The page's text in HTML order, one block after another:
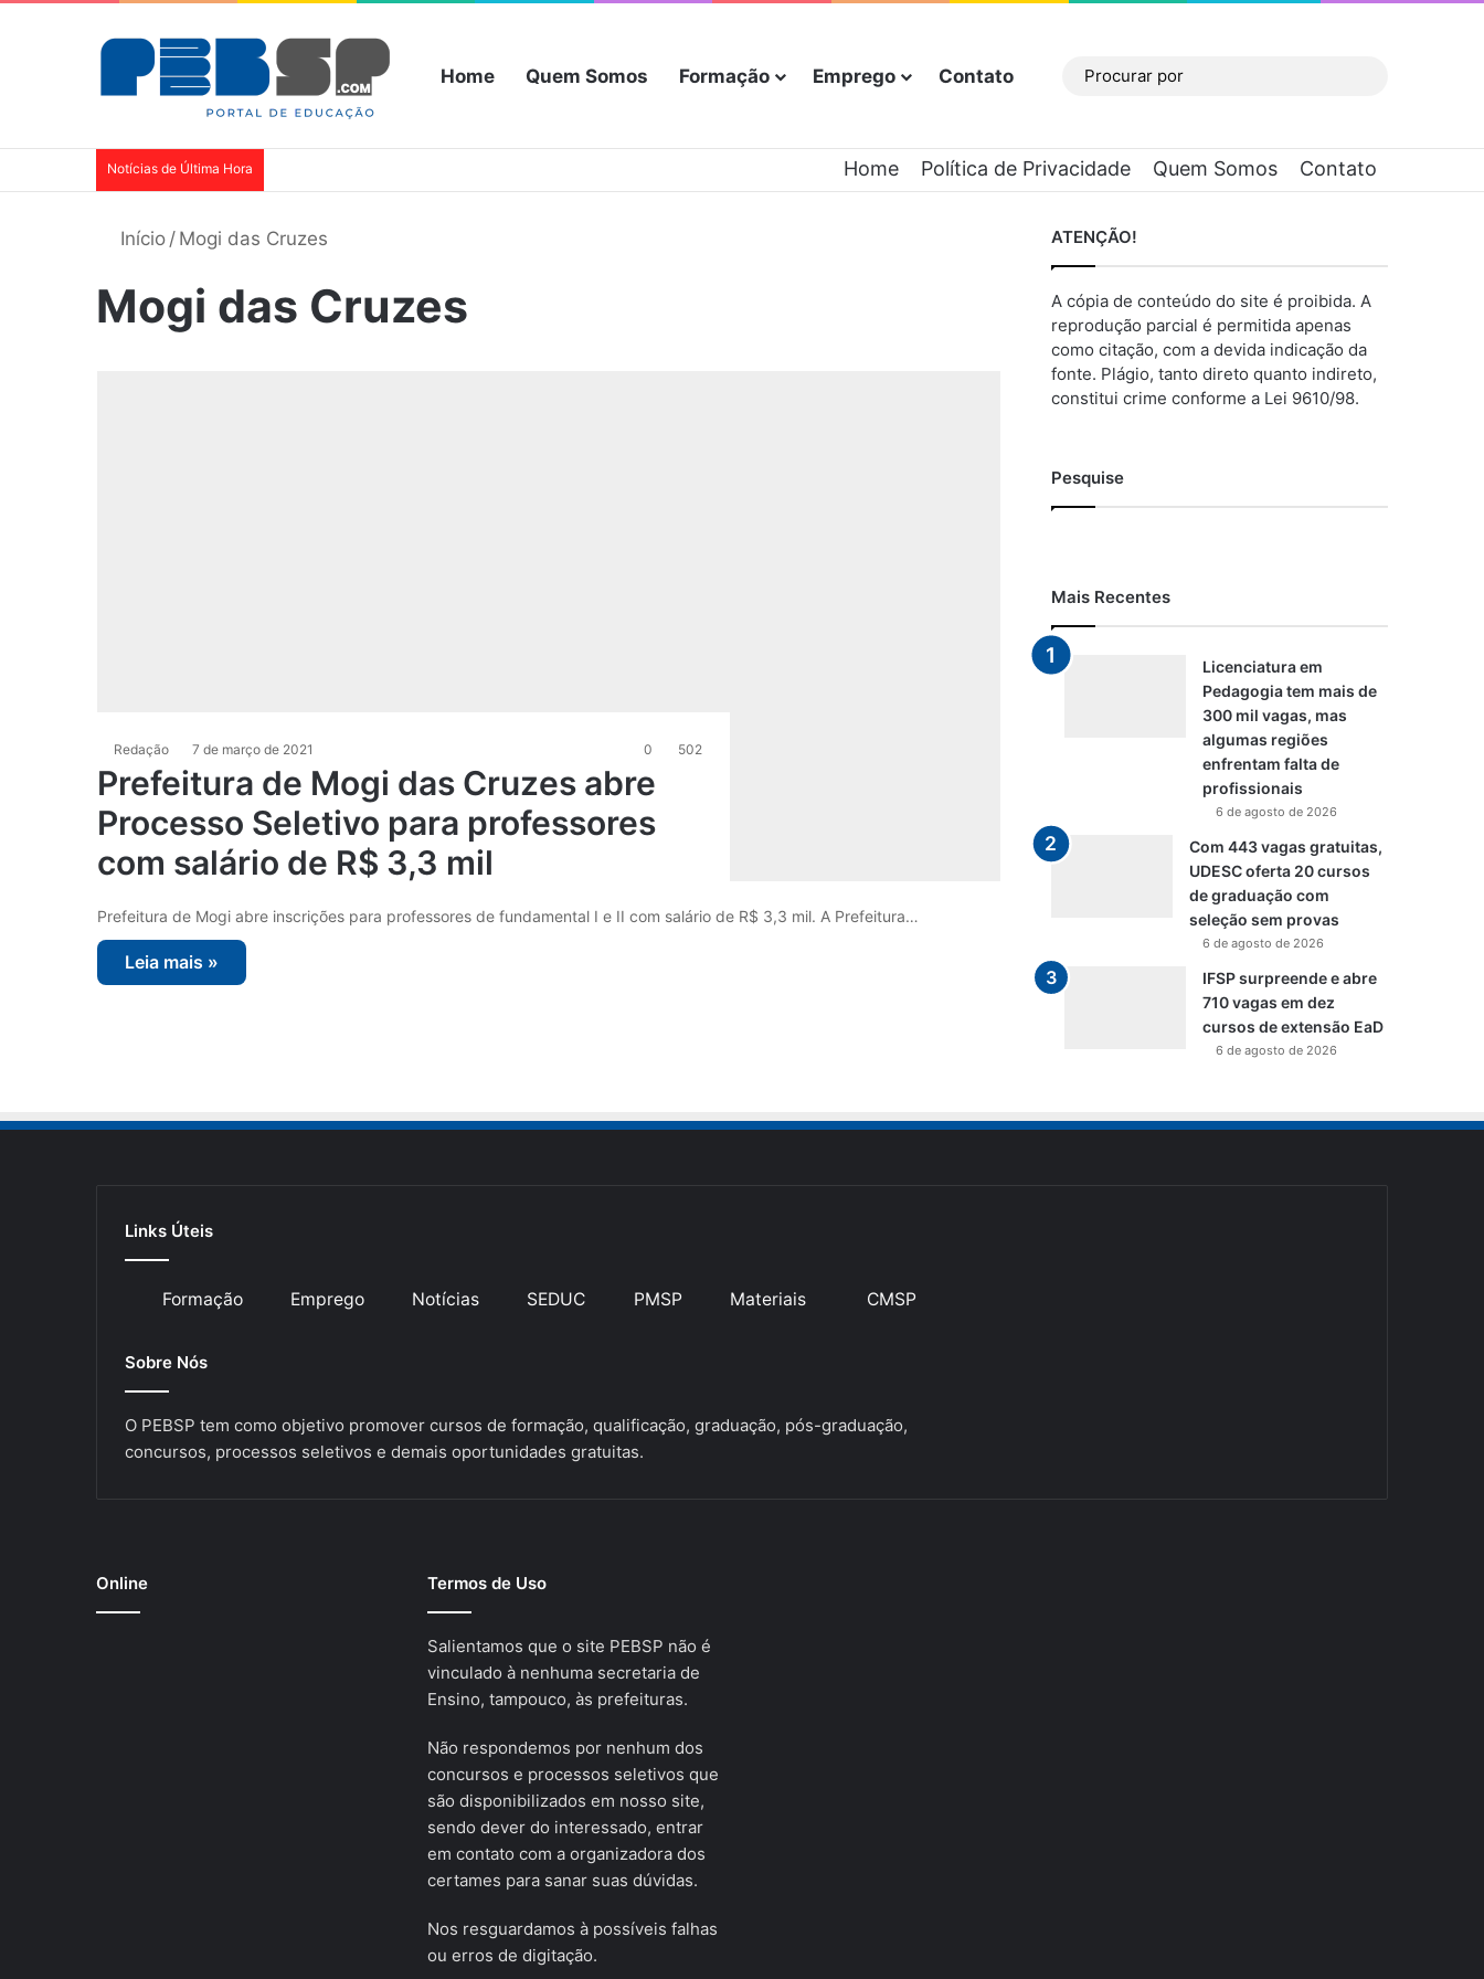
Home Quem Somos Formação Emprego Contato Barra Lateral
Notícias de Última Hora Home Política de Privacidade Quem Somos Contato
Início / Mogi das Cruzes
Mogi das Cruzes
Redação 7 de março de 2021 0 502
Prefeitura de Mogi das Cruzes abre
Processo Seletivo para professores
com salário de R$ 3,3 mil
Prefeitura de Mogi abre inscrições para professores de fundamental I e II com salário de R$ 3,3 mil. A Prefeitura…
Leia mais »
ATENÇÃO!
A cópia de conteúdo do site é proibida. A
reprodução parcial é permitida apenas
como citação, com a devida indicação da
fonte. Plágio, tanto direto quanto indireto,
constitui crime conforme a Lei 9610/98.
Pesquise
Mais Recentes
Licenciatura em
Pedagogia tem mais de
300 mil vagas, mas
algumas regiões
enfrentam falta de
profissionais
6 de agosto de 2026
Com 443 vagas gratuitas,
UDESC oferta 20 cursos
de graduação com
seleção sem provas
6 de agosto de 2026
IFSP surpreende e abre
710 vagas em dez
cursos de extensão EaD
6 de agosto de 2026
Links Úteis
Formação Emprego Notícias SEDUC PMSP Materiais CMSP
Sobre Nós
O PEBSP tem como objetivo promover cursos de formação, qualificação, graduação, pós-graduação,
concursos, processos seletivos e demais oportunidades gratuitas.
Online Termos de Uso
Salientamos que o site PEBSP não é
vinculado à nenhuma secretaria de
Ensino, tampouco, às prefeituras.
Não respondemos por nenhum dos
concursos e processos seletivos que
são disponibilizados em nosso site,
sendo dever do interessado, entrar
em contato com a organizadora dos
certames para sanar suas dúvidas.
Nos resguardamos à possíveis falhas
ou erros de digitação.